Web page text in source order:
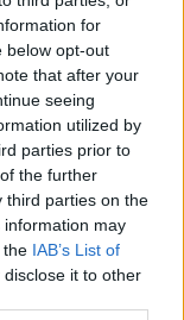
for
below opt-out
that after your
seeing
utilized by
parties prior to
the further
third parties on the
information may
the IAB’s List of
it to other